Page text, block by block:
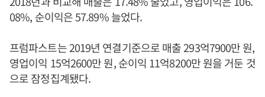
08%, 순이익은 57.89% 늘었다.
프럼파스트는 2019년 연결기준으로 매출 293억7900만 원,
영업이익 15억2600만 원, 순이익 11억8200만 원을 거둔 것
으로 잠정집계됐다.